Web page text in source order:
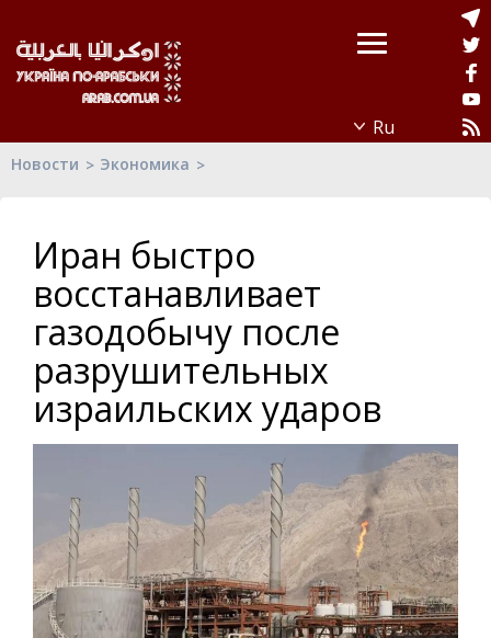
Новости Экономика
Иран быстро
восстанавливает
газодобычу после
разрушительных
израильских ударов